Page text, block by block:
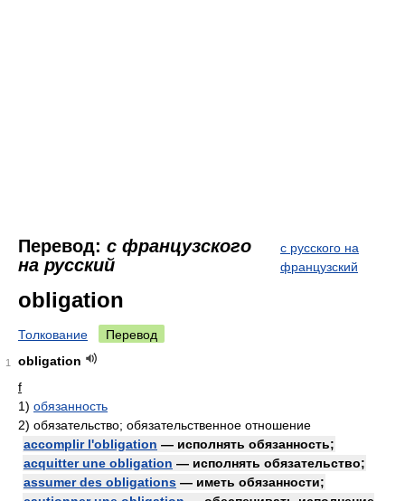
Перевод: с французского
на русский
с русского на
французский
obligation
Толкование Перевод
1
obligation
f
1) обязанность
2) обязательство; обязательственное отношение
accomplir l'obligation — исполнять обязанность;
acquitter une obligation — исполнять обязательство;
assumer des obligations — иметь обязанности;